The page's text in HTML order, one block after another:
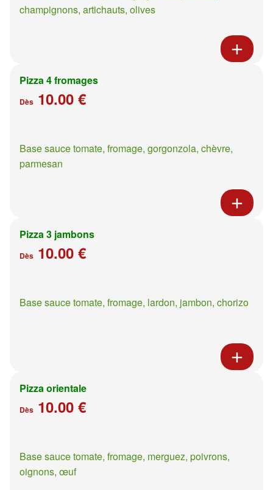
champignons, artichauts, olives
Pizza 4 fromages
Dès 10.00 €
Base sauce tomate, fromage, gorgonzola, chèvre,
parmesan
Pizza 3 jambons
Dès 10.00 €
Base sauce tomate, fromage, lardon, jambon, chorizo
Pizza orientale
Dès 10.00 €
Base sauce tomate, fromage, merguez, poivrons,
oignons, œuf